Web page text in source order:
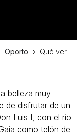
Oporto › Qué ver
belleza muy
de disfrutar de un
Luis I, con el río
como telón de